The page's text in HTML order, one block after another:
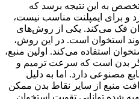
به این نتیجه برسد که
و برای ایمپلنت مناسب نیست،
فک می‌کند. یکی از روش‌های
استخوان است. در این روش،
استفاده می‌کند. اولین منبع،
بدن است که سرعت ترمیم و
مصنوعی دارد. اما به دلیل
منبع از سایر نقاط بدن ممکن